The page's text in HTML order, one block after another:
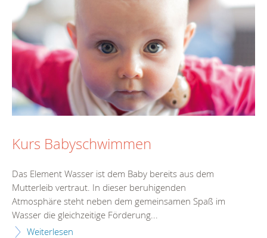
Kurs Babyschwimmen
Das Element Wasser ist dem Baby bereits aus dem
Mutterleib vertraut. In dieser beruhigenden
Atmosphäre steht neben dem gemeinsamen Spaß im
Wasser die gleichzeitige Förderung...
Weiterlesen